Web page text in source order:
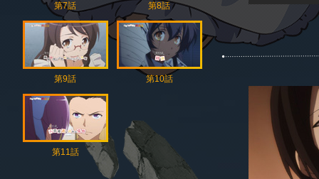
第7話 第8話
第9話 第10話
第11話